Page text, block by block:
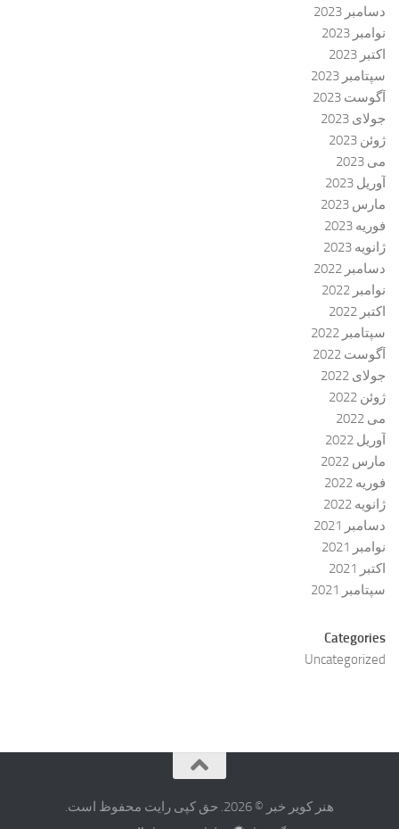
دسامبر 2023
نوامبر 2023
اکتبر 2023
سپتامبر 2023
آگوست 2023
جولای 2023
ژوئن 2023
می 2023
آوریل 2023
مارس 2023
فوریه 2023
ژانویه 2023
دسامبر 2022
نوامبر 2022
اکتبر 2022
سپتامبر 2022
آگوست 2022
جولای 2022
ژوئن 2022
می 2022
آوریل 2022
مارس 2022
فوریه 2022
ژانویه 2022
دسامبر 2021
نوامبر 2021
اکتبر 2021
سپتامبر 2021
Categories
Uncategorized
هنر کویر خبر © 2026. حق کپی رایت محفوظ است.